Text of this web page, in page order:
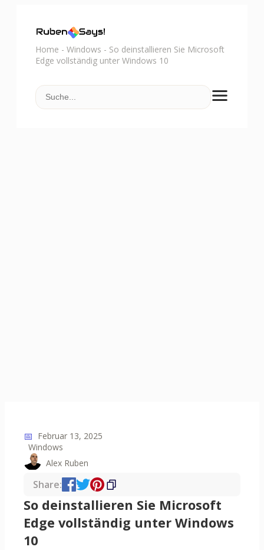
Home - Windows - So deinstallieren Sie Microsoft
Edge vollständig unter Windows 10
📅 Februar 13, 2025
Windows
Alex Ruben
Share:
So deinstallieren Sie Microsoft
Edge vollständig unter Windows
10